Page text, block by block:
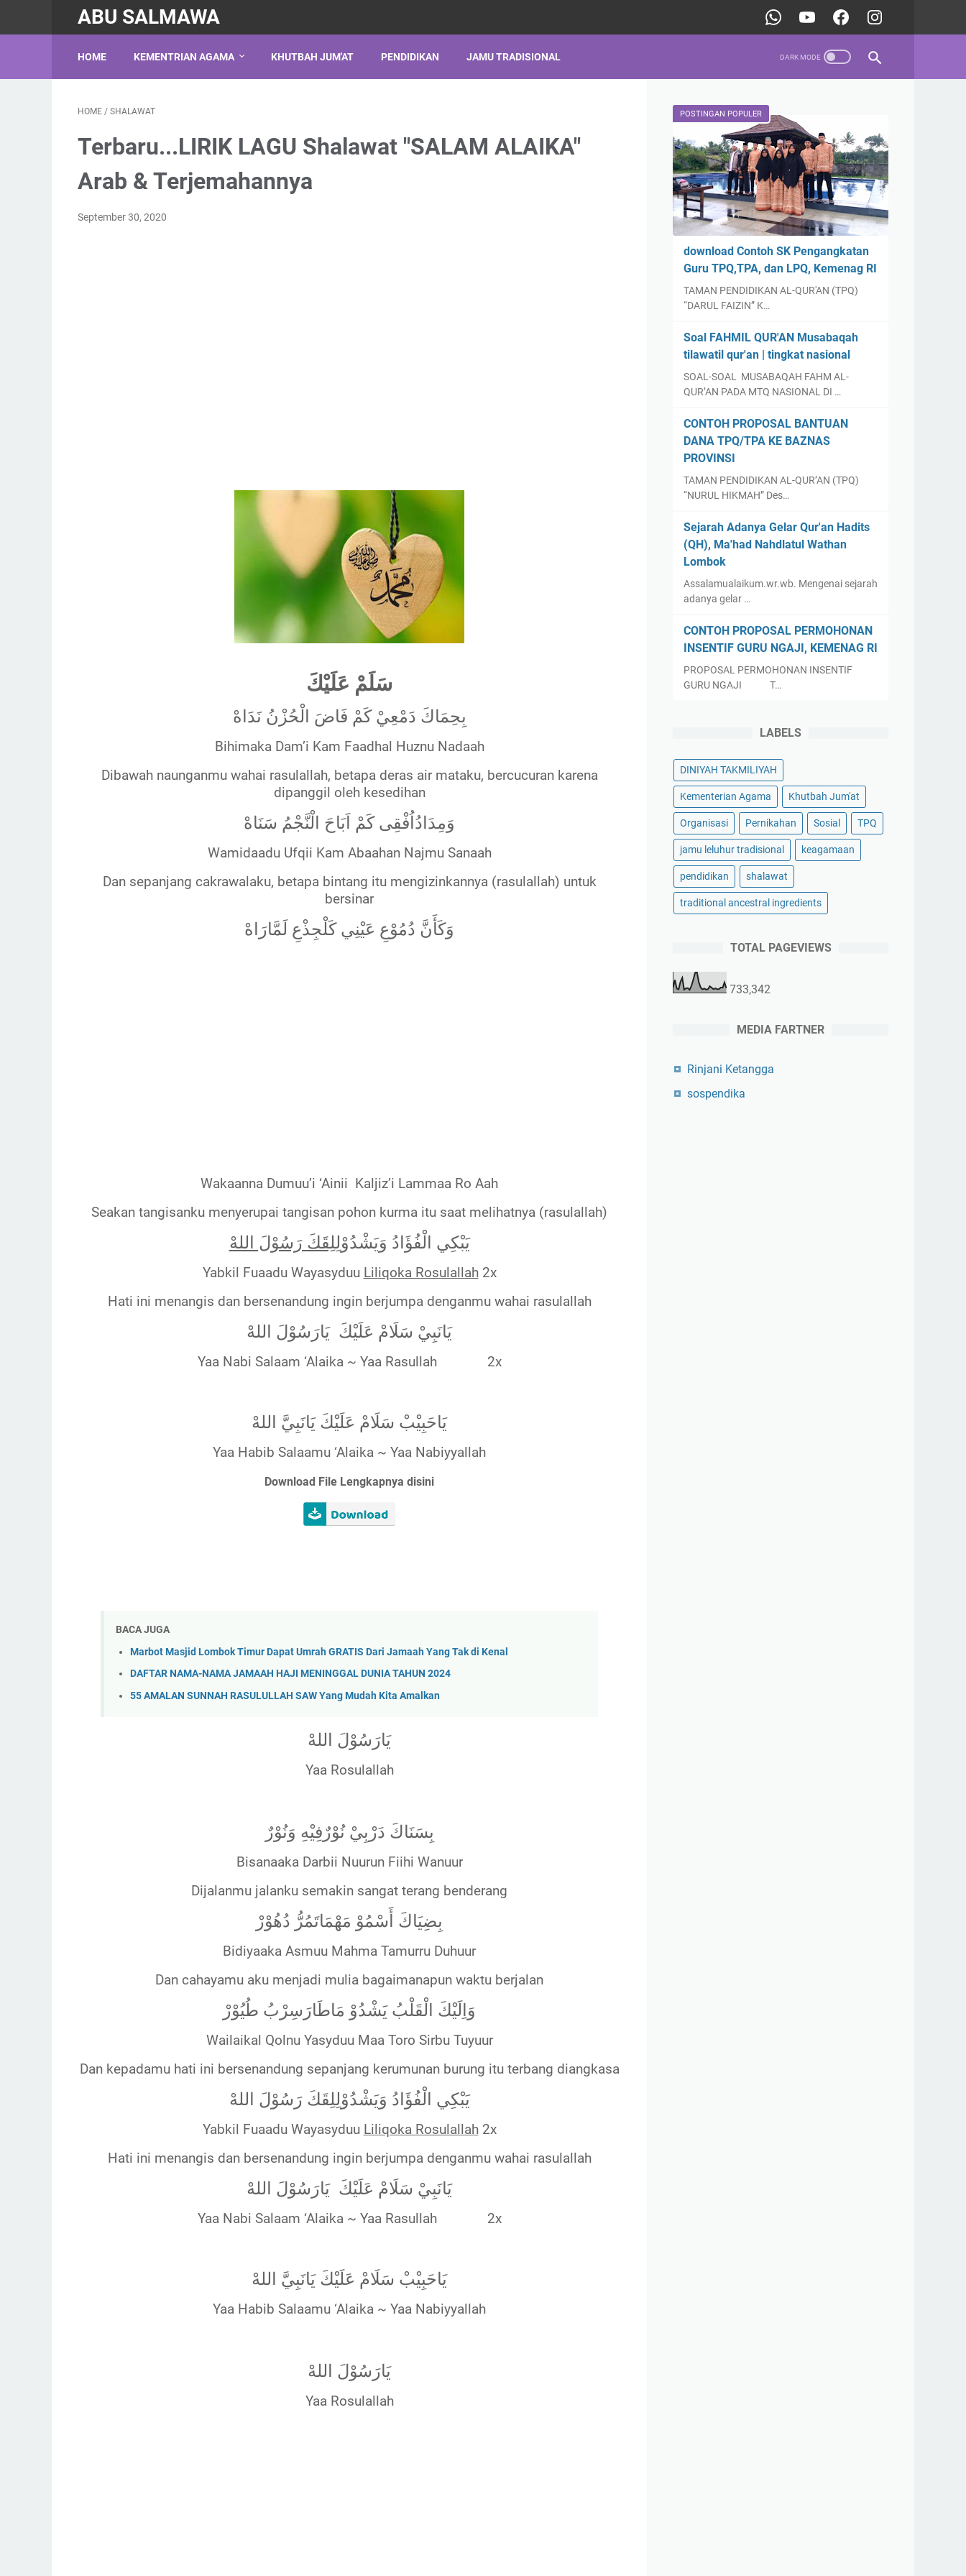
ABU SALMAWA
HOME KEMENTRIAN AGAMA KHUTBAH JUM'AT PENDIDIKAN JAMU TRADISIONAL
HOME / SHALAWAT
Terbaru...LIRIK LAGU Shalawat "SALAM ALAIKA"
Arab & Terjemahannya
September 30, 2020
سَلَمْ عَلَيْكَ
بِحِمَاكَ دَمْعِيْ كَمْ فَاضَ الْحُزْنُ نَدَاهْ
Bihimaka Dam’i Kam Faadhal Huznu Nadaah
Dibawah naunganmu wahai rasulallah, betapa deras air mataku, bercucuran karena
dipanggil oleh kesedihan
وَمِدَادُاُفْقِى كَمْ اَبَاحَ الْنَّجْمُ سَنَاهْ
Wamidaadu Ufqii Kam Abaahan Najmu Sanaah
Dan sepanjang cakrawalaku, betapa bintang itu mengizinkannya (rasulallah) untuk
bersinar
وَكَأَنَّ دُمُوْعِ عَيْنِي كَلْجِذْعِ لَمَّارَاهْ
Wakaanna Dumuu’i ‘Ainii
Kaljiz’i Lammaa Ro Aah
Seakan tangisanku menyerupai tangisan pohon kurma itu saat melihatnya (rasulallah)
يَبْكِي الْفُؤَادُ وَيَشْدُوْلِلِقَكَ رَسُوْلَ اللهْ
Yabkil Fuaadu Wayasyduu Liliqoka Rosulallah2x
Hati ini menangis dan bersenandung ingin berjumpa denganmu wahai rasulallah
يَانَبِيْ سَلَامْ عَلَيْكَ يَارَسُوْلَ اللهْ
Yaa Nabi Salaam ‘Alaika ~ Yaa Rasullah 2x
يَاحَبِيْبْ سَلَامْ عَلَيْكَ يَانَبِيَّ اللهْ
Yaa Habib Salaamu ‘Alaika ~ Yaa Nabiyyallah
Download File Lengkapnya disini
BACA JUGA
Marbot Masjid Lombok Timur Dapat Umrah GRATIS Dari Jamaah Yang Tak di Kenal
DAFTAR NAMA-NAMA JAMAAH HAJI MENINGGAL DUNIA TAHUN 2024
55 AMALAN SUNNAH RASULULLAH SAW Yang Mudah Kita Amalkan
يَارَسُوْلَ اللهْ
Yaa Rosulallah
بِسَنَاكَ دَرْبِيْ نُوْرٌفِيْهِ وَنُوْرٌ
Bisanaaka Darbii Nuurun Fiihi Wanuur
Dijalanmu jalanku semakin sangat terang benderang
بِضِيَاكَ أَسْمُوْ مَهْمَاتَمُرُّ دُهُوْرْ
Bidiyaaka Asmuu Mahma Tamurru Duhuur
Dan cahayamu aku menjadi mulia bagaimanapun waktu berjalan
وَاِلَيْكَ الْقَلْبُ يَشْدُوْ مَاطَارَسِرْبُ طُيُوْرْ
Wailaikal Qolnu Yasyduu Maa Toro Sirbu Tuyuur
Dan kepadamu hati ini bersenandung sepanjang kerumunan burung itu terbang diangkasa
يَبْكِي الْفُؤَادُ وَيَشْدُوْلِلِقَكَ رَسُوْلَ اللهْ
Yabkil Fuaadu Wayasyduu Liliqoka Rosulallah2x
Hati ini menangis dan bersenandung ingin berjumpa denganmu wahai rasulallah
يَانَبِيْ سَلَامْ عَلَيْكَ يَارَسُوْلَ اللهْ
Yaa Nabi Salaam ‘Alaika ~ Yaa Rasullah 2x
يَاحَبِيْبْ سَلَامْ عَلَيْكَ يَانَبِيَّ اللهْ
Yaa Habib Salaamu ‘Alaika ~ Yaa Nabiyyallah
يَارَسُوْلَ اللهْ
Yaa Rosulallah
POSTINGAN POPULER
download Contoh SK Pengangkatan
Guru TPQ,TPA, dan LPQ, Kemenag RI
TAMAN PENDIDIKAN AL-QUR'AN (TPQ)
“DARUL FAIZIN” K…
Soal FAHMIL QUR'AN Musabaqah
tilawatil qur'an | tingkat nasional
SOAL-SOAL MUSABAQAH FAHM AL-
QUR’AN PADA MTQ NASIONAL DI …
CONTOH PROPOSAL BANTUAN
DANA TPQ/TPA KE BAZNAS
PROVINSI
TAMAN PENDIDIKAN AL-QUR’AN (TPQ)
“NURUL HIKMAH” Des…
Sejarah Adanya Gelar Qur'an Hadits
(QH), Ma'had Nahdlatul Wathan
Lombok
Assalamualaikum.wr.wb. Mengenai sejarah
adanya gelar …
CONTOH PROPOSAL PERMOHONAN
INSENTIF GURU NGAJI, KEMENAG RI
PROPOSAL PERMOHONAN INSENTIF
GURU NGAJI T…
LABELS
DINIYAH TAKMILIYAH
Kementerian Agama Khutbah Jum'at
Organisasi Pernikahan Sosial TPQ
jamu leluhur tradisional keagamaan
pendidikan shalawat
traditional ancestral ingredients
TOTAL PAGEVIEWS
733,342
MEDIA FARTNER
Rinjani Ketangga
sospendika